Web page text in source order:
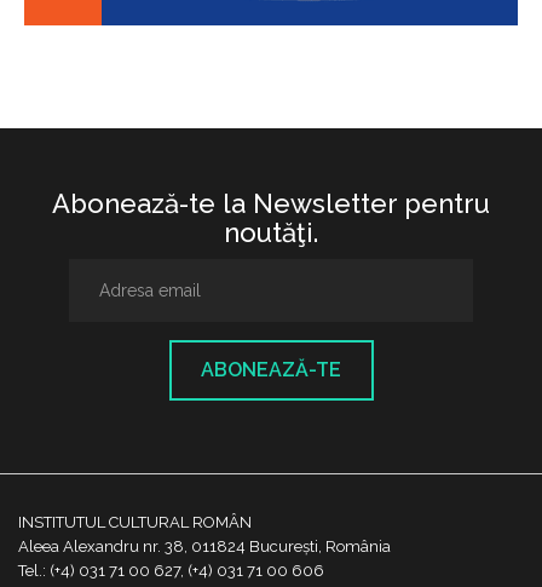
Abonează-te la Newsletter pentru
noutăţi.
ABONEAZĂ-TE
INSTITUTUL CULTURAL ROMÂN
Aleea Alexandru nr. 38, 011824 București, România
Tel.: (+4) 031 71 00 627, (+4) 031 71 00 606